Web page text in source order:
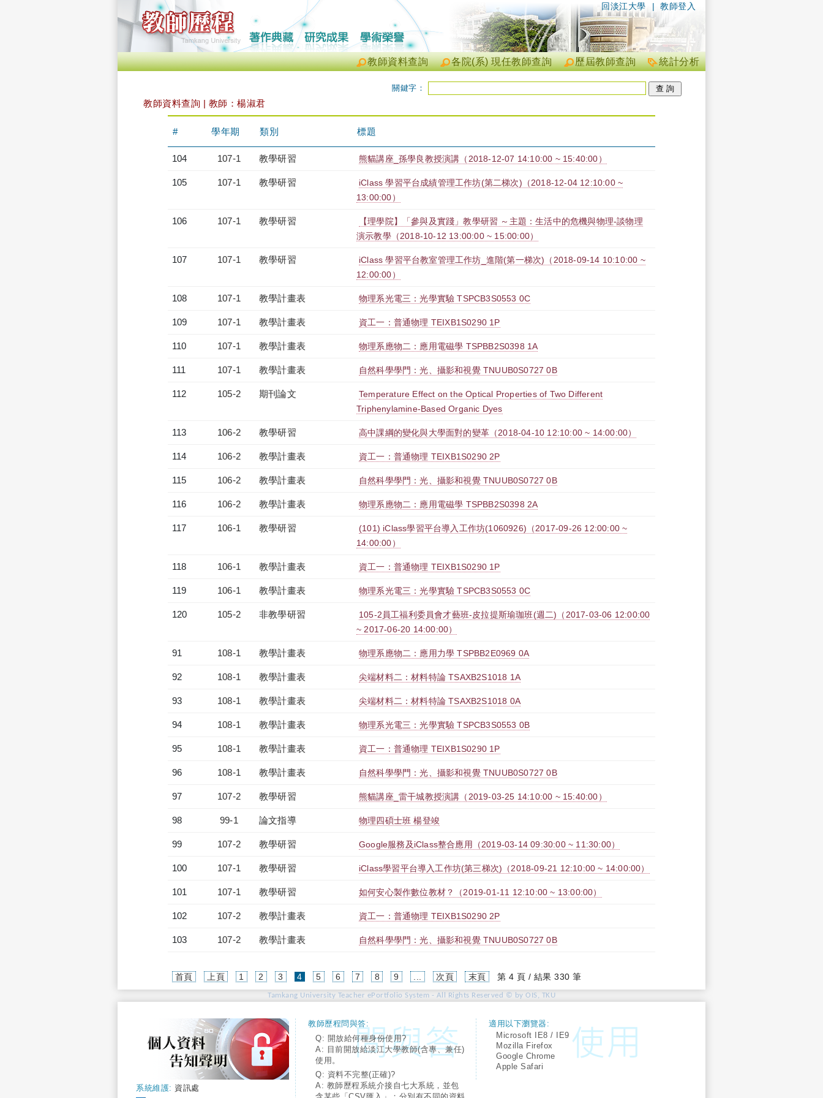
| 教師登入
回淡江大學
統計分析
歷屆教師查詢
各院(系) 現任教師查詢
教師資料查詢
關鍵字：
教師資料查詢 | 教師：楊淑君
# 學年期 類別 標題
104 107-1 教學研習 熊貓講座_孫學良教授演講（2018-12-07 14:10:00 ~ 15:40:00）
105 107-1 教學研習
iClass 學習平台成績管理工作坊(第二梯次)（2018-12-04 12:10:00 ~
13:00:00）
106 107-1 教學研習
【理學院】「參與及實踐」教學研習 ～主題：生活中的危機與物理-談物理
演示教學（2018-10-12 13:00:00 ~ 15:00:00）
107 107-1 教學研習
iClass 學習平台教室管理工作坊_進階(第一梯次)（2018-09-14 10:10:00 ~
12:00:00）
108 107-1 教學計畫表 物理系光電三：光學實驗 TSPCB3S0553 0C
109 107-1 教學計畫表 資工一：普通物理 TEIXB1S0290 1P
110 107-1 教學計畫表 物理系應物二：應用電磁學 TSPBB2S0398 1A
111 107-1 教學計畫表 自然科學學門：光、攝影和視覺 TNUUB0S0727 0B
112 105-2 期刊論文
Temperature Effect on the Optical Properties of Two Different
Triphenylamine-Based Organic Dyes
113 106-2 教學研習 高中課綱的變化與大學面對的變革（2018-04-10 12:10:00 ~ 14:00:00）
114 106-2 教學計畫表 資工一：普通物理 TEIXB1S0290 2P
115 106-2 教學計畫表 自然科學學門：光、攝影和視覺 TNUUB0S0727 0B
116 106-2 教學計畫表 物理系應物二：應用電磁學 TSPBB2S0398 2A
117 106-1 教學研習
(101) iClass學習平台導入工作坊(1060926)（2017-09-26 12:00:00 ~
14:00:00）
118 106-1 教學計畫表 資工一：普通物理 TEIXB1S0290 1P
119 106-1 教學計畫表 物理系光電三：光學實驗 TSPCB3S0553 0C
120 105-2 非教學研習
105-2員工福利委員會才藝班-皮拉提斯瑜珈班(週二)（2017-03-06 12:00:00
~ 2017-06-20 14:00:00）
91 108-1 教學計畫表 物理系應物二：應用力學 TSPBB2E0969 0A
92 108-1 教學計畫表 尖端材料二：材料特論 TSAXB2S1018 1A
93 108-1 教學計畫表 尖端材料二：材料特論 TSAXB2S1018 0A
94 108-1 教學計畫表 物理系光電三：光學實驗 TSPCB3S0553 0B
95 108-1 教學計畫表 資工一：普通物理 TEIXB1S0290 1P
96 108-1 教學計畫表 自然科學學門：光、攝影和視覺 TNUUB0S0727 0B
97 107-2 教學研習 熊貓講座_雷干城教授演講（2019-03-25 14:10:00 ~ 15:40:00）
98 99-1 論文指導 物理四碩士班 楊登竣
99 107-2 教學研習 Google服務及iClass整合應用（2019-03-14 09:30:00 ~ 11:30:00）
100 107-1 教學研習 iClass學習平台導入工作坊(第三梯次)（2018-09-21 12:10:00 ~ 14:00:00）
101 107-1 教學研習 如何安心製作數位教材？（2019-01-11 12:10:00 ~ 13:00:00）
102 107-2 教學計畫表 資工一：普通物理 TEIXB1S0290 2P
103 107-2 教學計畫表 自然科學學門：光、攝影和視覺 TNUUB0S0727 0B
首頁 上頁 1 2 3 4(current)
5 6 7 8 9 次頁 末頁 第 4 頁 / 結果 330 筆
Tamkang University Teacher ePortfolio System - All Rights Reserved © by OIS, TKU
系統維護: 資訊處
教師歷程問與答:
Q: 開放給何種身份使用?
A: 目前開放給淡江大學教師(含專、兼任)
使用。
Q: 資料不完整(正確)?
A: 教師歷程系統介接自七大系統，並包
適用以下瀏覽器:
Microsoft IE8 / IE9
Mozilla Firefox
Google Chrome
Apple Safari